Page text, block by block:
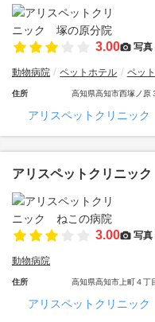
3.00 写真
動物病院 ペットホテル ペッ
住所 高知県高知市西塚ノ原
アリスペットクリニッ
アリスペットクリニッ
3.00 写真
動物病院
住所 高知県高知市上町４丁
アリスペットクリニッ